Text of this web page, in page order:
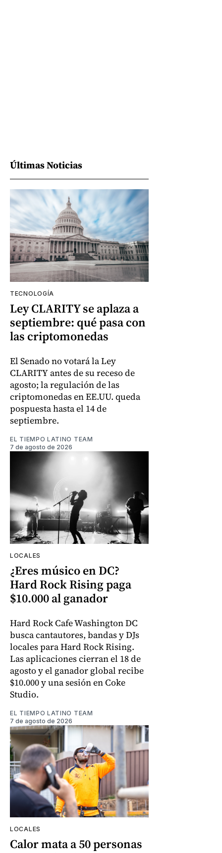
Últimas Noticias
TECNOLOGÍA
Ley CLARITY se aplaza a
septiembre: qué pasa con
las criptomonedas
El Senado no votará la Ley
CLARITY antes de su receso de
agosto; la regulación de las
criptomonedas en EE.UU. queda
pospuesta hasta el 14 de
septiembre.
EL TIEMPO LATINO TEAM
7 de agosto de 2026
LOCALES
¿Eres músico en DC?
Hard Rock Rising paga
$10.000 al ganador
Hard Rock Cafe Washington DC
busca cantautores, bandas y DJs
locales para Hard Rock Rising.
Las aplicaciones cierran el 18 de
agosto y el ganador global recibe
$10.000 y una sesión en Coke
Studio.
EL TIEMPO LATINO TEAM
7 de agosto de 2026
LOCALES
Calor mata a 50 personas